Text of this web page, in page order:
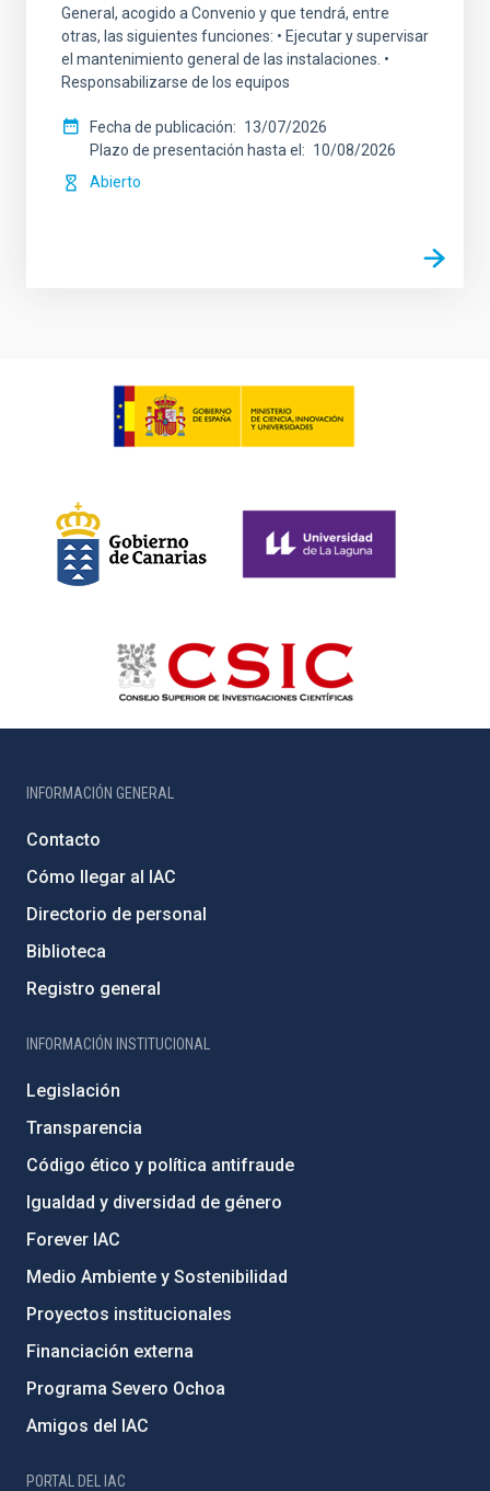
General, acogido a Convenio y que tendrá, entre
otras, las siguientes funciones: • Ejecutar y supervisar
el mantenimiento general de las instalaciones. •
Responsabilizarse de los equipos
Fecha de publicación
13/07/2026
Plazo de presentación hasta el
10/08/2026
Abierto
INFORMACIÓN GENERAL
Contacto
Cómo llegar al IAC
Directorio de personal
Biblioteca
Registro general
INFORMACIÓN INSTITUCIONAL
Legislación
Transparencia
Código ético y política antifraude
Igualdad y diversidad de género
Forever IAC
Medio Ambiente y Sostenibilidad
Proyectos institucionales
Financiación externa
Programa Severo Ochoa
Amigos del IAC
PORTAL DEL IAC